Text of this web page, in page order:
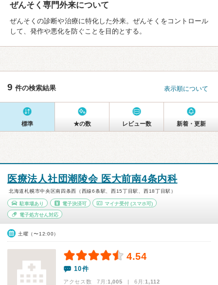
ぜんそく専門外来について
ぜんそくの診断や治療に特化した外来。ぜんそくをコントロール
して、発作や悪化を防ぐことを目的とする。
9 件の検索結果 表示順について
標準 ★の数 レビュー数 新着・更新
医療法人社団潮陵会 医大前南4条内科
北海道札幌市中央区南四条西（西線6条駅、西15丁目駅、西18丁目駅）
駐車場あり 電子決済可 マイナ受付 (スマホ可)
電子処方せん対応
土曜（〜12:00）
4.54
10件
アクセス数 7月:1,005 | 6月:1,112